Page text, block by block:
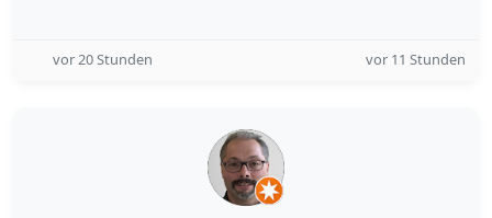
vor 20 Stunden vor 11 Stunden